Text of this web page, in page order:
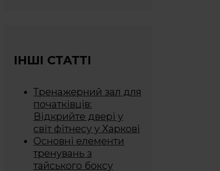
ІНШІ СТАТТІ
Тренажерний зал для
початківців:
Відкрийте двері у
світ фітнесу у Харкові
Основні елементи
тренувань з
тайського боксу